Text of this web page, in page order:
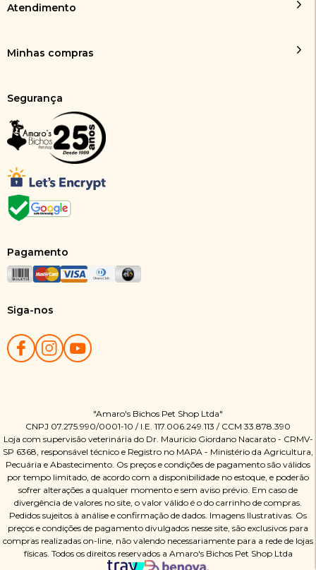
Atendimento
Minhas compras
Segurança
Pagamento
Siga-nos
"Amaro's Bichos Pet Shop Ltda"
CNPJ 07.275.990/0001-10 / I.E. 117.006.249.113 / CCM 33.878.390
Loja com supervisão veterinária do Dr. Mauricio Giordano Nacarato - CRMV-
SP 6368, responsável técnico e Registro no MAPA - Ministério da Agricultura,
Pecuária e Abastecimento. Os preços e condições de pagamento são válidos
por tempo limitado, de acordo com a disponibilidade no estoque, e poderão
sofrer alterações a qualquer momento e sem aviso prévio. Em caso de
divergência de valores no site, o valor válido é o do carrinho de compras.
Pedidos sujeitos à análise e confirmação de dados. Imagens Ilustrativas. Os
preços e condições de pagamento divulgados nesse site, são exclusivos para
compras realizadas on-line, não valendo necessariamente para a rede de lojas
físicas. Todos os direitos reservados a Amaro's Bichos Pet Shop Ltda